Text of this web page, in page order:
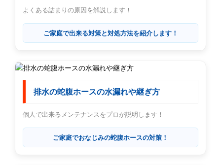
よくある詰まりの原因を解説します！
ご家庭で出来る対策と対処方法を紹介します！
排水の蛇腹ホースの水漏れや継ぎ方
個人で出来るメンテナンスをプロが説明します！
ご家庭でおなじみの蛇腹ホースの対策！